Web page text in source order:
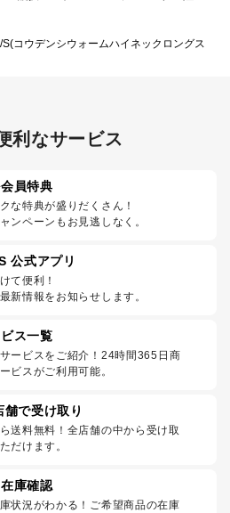
コウデンシウォームハイネックロングス
利なサービス
員特典
な特典が盛りだくさん！
ンペーンもお見逃しなく。
公式アプリ
て便利！
新情報をお知らせします。
ス一覧
ービスをご紹介！24時間365日商
ビスがご利用可能。
で受け取り
送料無料！全店舗の中から受け取
だけます。
庫確認
状況がわかる！ご希望商品の在庫